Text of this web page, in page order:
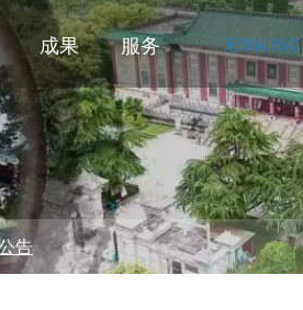
成果 服务 无障碍阅读|